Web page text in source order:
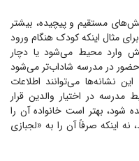
مستقیم و پیچیده، بیشتر
مثال اینکه کودک هنگام ورود
وارد محیط می‌شود یا دچار
در مدرسه شاداب‌تر می‌شود
نشانه‌ها می‌توانند اطلاعات
در اختیار والدین قرار
شود، بهتر است خانواده آن را
اینکه صرفاً آن را به «لجبازی